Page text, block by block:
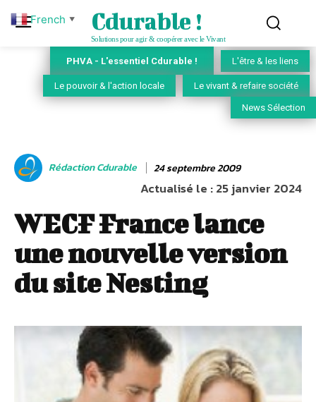
Cdurable !
Solutions pour agir & coopérer avec le Vivant
PHVA - L'essentiel Cdurable ! L'être & les liens
Le pouvoir & l'action locale Le vivant & refaire société
News Sélection
Rédaction Cdurable 24 septembre 2009
Actualisé le :25 janvier 2024
WECF France lance
une nouvelle version
du site Nesting
French ▼